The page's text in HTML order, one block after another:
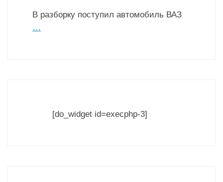
В разборку поступил автомобиль ВАЗ
…
[do_widget id=execphp-3]